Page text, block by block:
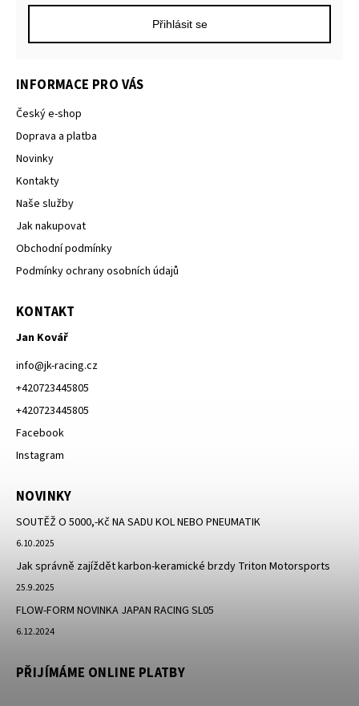
INFORMACE PRO VÁS
Český e-shop
Doprava a platba
Novinky
Kontakty
Naše služby
Jak nakupovat
Obchodní podmínky
Podmínky ochrany osobních údajů
KONTAKT
Jan Kovář
info@jk-racing.cz
+420723445805
+420723445805
Facebook
Instagram
NOVINKY
SOUTĚŽ O 5000,-Kč NA SADU KOL NEBO PNEUMATIK
6.10.2025
Jak správně zajíždět karbon-keramické brzdy Triton Motorsports
25.9.2025
FLOW-FORM NOVINKA JAPAN RACING SL05
6.12.2024
PŘIJÍMÁME ONLINE PLATBY
Přihlásit se